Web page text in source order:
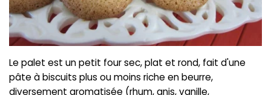
Le palet est un petit four sec, plat et rond, fait d'une
pâte à biscuits plus ou moins riche en beurre,
diversement aromatisée (rhum, anis, vanille,